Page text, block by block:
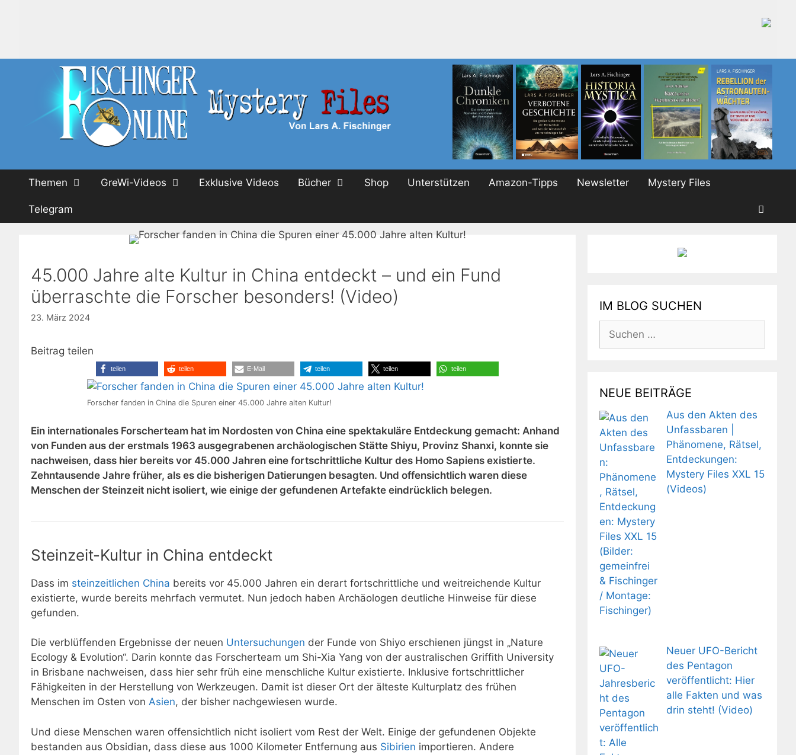
Themen GreWi-Videos Exklusive Videos Bücher Shop Unterstützen Amazon-Tipps Newsletter Mystery Files
Telegram
45.000 Jahre alte Kultur in China entdeckt – und ein Fund
überraschte die Forscher besonders! (Video)
23. März 2024
Beitrag teilen
teilen teilen E-Mail teilen teilen teilen
Forscher fanden in China die Spuren einer 45.000 Jahre alten Kultur!
Ein internationales Forscherteam hat im Nordosten von China eine spektakuläre Entdeckung gemacht: Anhand
von Funden aus der erstmals 1963 ausgegrabenen archäologischen Stätte Shiyu, Provinz Shanxi, konnte sie
nachweisen, dass hier bereits vor 45.000 Jahren eine fortschrittliche Kultur des Homo Sapiens existierte.
Zehntausende Jahre früher, als es die bisherigen Datierungen besagten. Und offensichtlich waren diese
Menschen der Steinzeit nicht isoliert, wie einige der gefundenen Artefakte eindrücklich belegen.
Steinzeit-Kultur in China entdeckt
Dass im steinzeitlichen China bereits vor 45.000 Jahren ein derart fortschrittliche und weitreichende Kultur
existierte, wurde bereits mehrfach vermutet. Nun jedoch haben Archäologen deutliche Hinweise für diese
gefunden.
Die verblüffenden Ergebnisse der neuen Untersuchungen der Funde von Shiyo erschienen jüngst in „Nature
Ecology & Evolution“. Darin konnte das Forscherteam um Shi-Xia Yang von der australischen Griffith University
in Brisbane nachweisen, dass hier sehr früh eine menschliche Kultur existierte. Inklusive fortschrittlicher
Fähigkeiten in der Herstellung von Werkzeugen. Damit ist dieser Ort der älteste Kulturplatz des frühen
Menschen im Osten von Asien, der bisher nachgewiesen wurde.
Und diese Menschen waren offensichtlich nicht isoliert vom Rest der Welt. Einige der gefundenen Objekte
bestanden aus Obsidian, dass diese aus 1000 Kilometer Entfernung aus Sibirien importieren. Andere
IM BLOG SUCHEN
Suchen
nach:
NEUE BEITRÄGE
Aus den Akten des
Unfassbaren |
Phänomene, Rätsel,
Entdeckungen:
Mystery Files XXL 15
(Videos)
Neuer UFO-Bericht
des Pentagon
veröffentlicht: Hier
alle Fakten und was
drin steht! (Video)